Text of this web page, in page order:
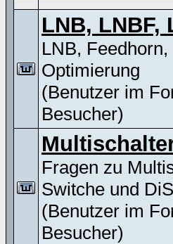
LNB, LNBF,
LNB,
Optimierung
(Benutzer im
Besucher)
Fragen zu
Switche und
(Benutzer im
Besucher)